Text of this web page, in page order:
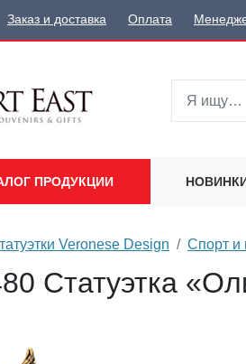
Заказ и доставка Оплата
ПРОДУКЦИИ
Veronese Design Спорт и
Статуэтка